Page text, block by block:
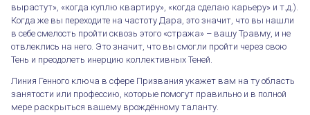
вырастут», «когда куплю квартиру», «когда сделаю карьеру» и т.д.).
Когда же вы переходите на частоту Дара, это значит, что вы нашли
в себе смелость пройти сквозь этого «стража» – вашу Травму, и не
отвлеклись на него. Это значит, что вы смогли пройти через свою
Тень и преодолеть инерцию коллективных Теней.
Линия Генного ключа в сфере Призвания укажет вам на ту область
занятости или профессию, которые помогут правильно и в полной
мере раскрыться вашему врождённому таланту.